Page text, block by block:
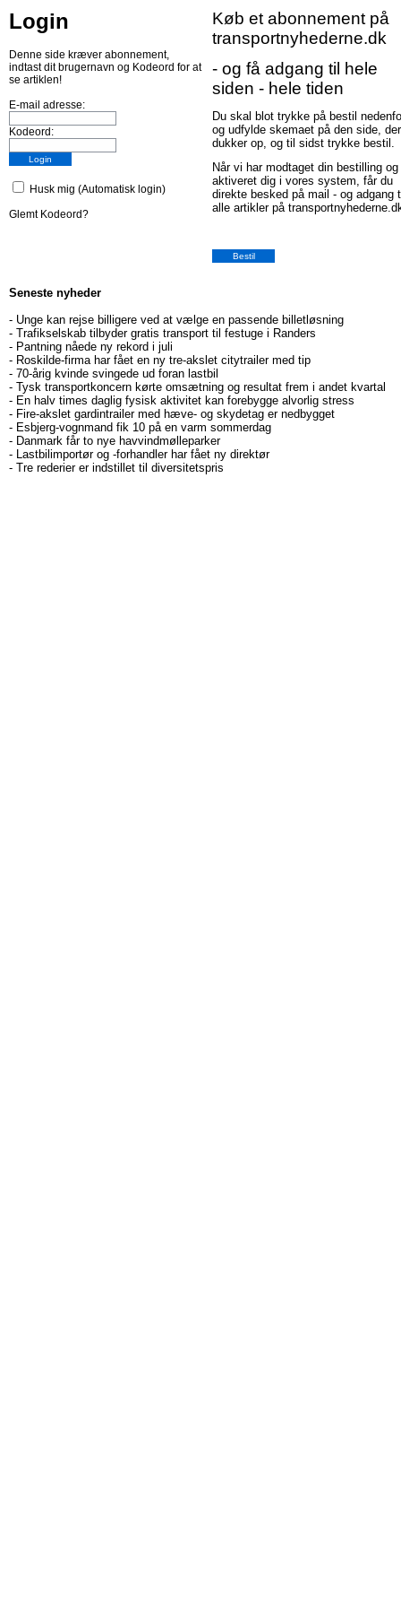
Login
Denne side kræver abonnement,
indtast dit brugernavn og Kodeord for at
se artiklen!
E-mail adresse:
Kodeord:
Husk mig (Automatisk login)
Glemt Kodeord?
Køb et abonnement på
transportnyhederne.dk
- og få adgang til hele
siden - hele tiden
Du skal blot trykke på bestil
og udfylde skemaet på den side, der
dukker op, og til sidst trykke bestil.
Når vi har modtaget din bestilling og
aktiveret dig i vores system, får du
direkte besked på mail - og adgang
alle artikler på
Seneste nyheder
- Unge kan rejse billigere ved at vælge en passende billetløsning
- Trafikselskab tilbyder gratis transport til festuge i Randers
- Pantning nåede ny rekord i juli
- Roskilde-firma har fået en ny tre-akslet citytrailer med tip
- 70-årig kvinde svingede ud foran lastbil
- Tysk transportkoncern kørte omsætning og resultat frem i andet kvartal
- En halv times daglig fysisk aktivitet kan forebygge alvorlig stress
- Fire-akslet gardintrailer med hæve- og skydetag er nedbygget
- Esbjerg-vognmand fik 10 på en varm sommerdag
- Danmark får to nye havvindmølleparker
- Lastbilimportør og -forhandler har fået ny direktør
- Tre rederier er indstillet til diversitetspris